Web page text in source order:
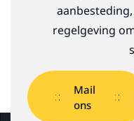
regelgeving
Mail
ons